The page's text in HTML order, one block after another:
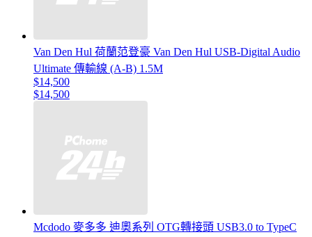
Van Den Hul 荷蘭范登豪 Van Den Hul USB-Digital Audio
Ultimate 傳輸線 (A-B) 1.5M
$14,500
$14,500
Mcdodo 麥多多 迪奧系列 OTG轉接頭 USB3.0 to TypeC